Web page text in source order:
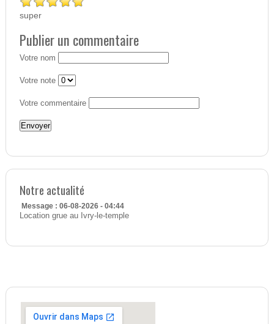
super
Publier un commentaire
Votre nom
Votre note
Votre commentaire
Notre actualité
Message : 06-08-2026 - 04:44
Location grue au Ivry-le-temple